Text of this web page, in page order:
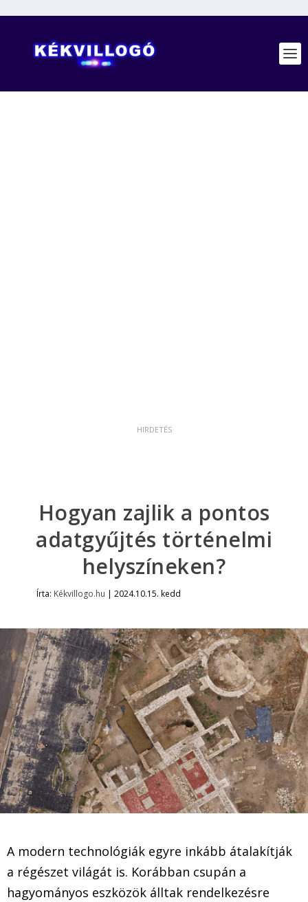
Hogyan zajlik a pontos
adatgyűjtés történelmi
helyszíneken?
Írta: Kékvillogo.hu | 2024.10.15. kedd
A modern technológiák egyre inkább átalakítják
a régészet világát is. Korábban csupán a
hagyományos eszközök álltak rendelkezésre